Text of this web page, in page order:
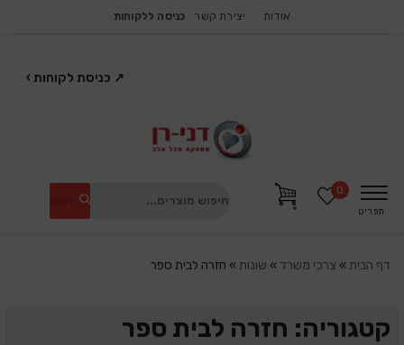
אודות יצירת קשר כניסה ללקוחות
↗ כניסת לקוחות ›
תפריט
0
דף הבית» צרכי משרד » שונות» חזרה לבית ספר
קטגוריה: חזרה לבית ספר